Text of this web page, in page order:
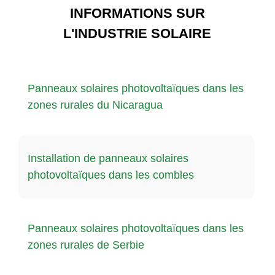
INFORMATIONS SUR
L'INDUSTRIE SOLAIRE
Panneaux solaires photovoltaïques dans les
zones rurales du Nicaragua
Installation de panneaux solaires
photovoltaïques dans les combles
Panneaux solaires photovoltaïques dans les
zones rurales de Serbie